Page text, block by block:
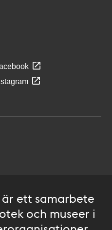
ett samarbete
och museer i